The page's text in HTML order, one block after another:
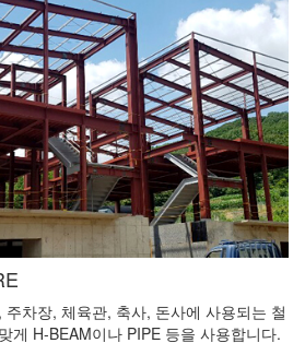
차장, 체육관, 축사, 돈사에 사용되는 철
게 H-BEAM이나 PIPE 등을 사용합니다.